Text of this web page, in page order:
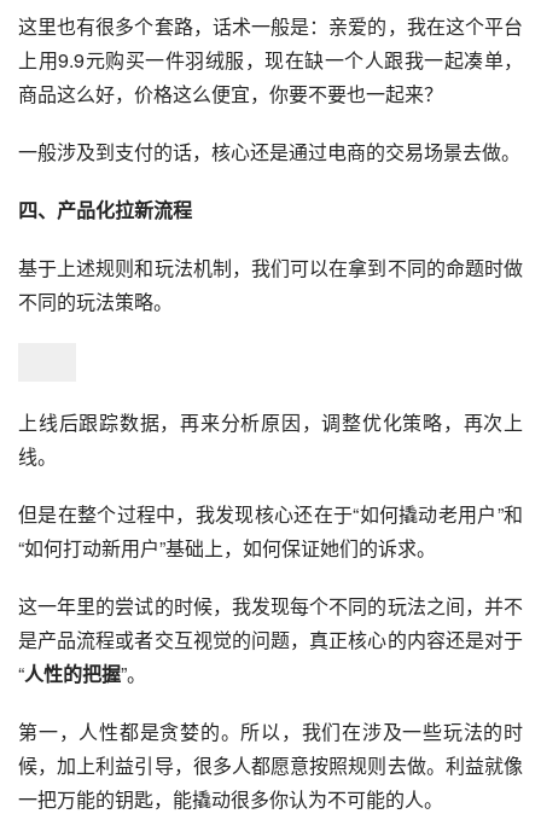
这里也有很多个套路，话术一般是：亲爱的，我在这个平台
上用9.9元购买一件羽绒服，现在缺一个人跟我一起凑单，
商品这么好，价格这么便宜，你要不要也一起来？
一般涉及到支付的话，核心还是通过电商的交易场景去做。
四、产品化拉新流程
基于上述规则和玩法机制，我们可以在拿到不同的命题时做
不同的玩法策略。
上线后跟踪数据，再来分析原因，调整优化策略，再次上
线。
但是在整个过程中，我发现核心还在于“如何撬动老用户”和
“如何打动新用户”基础上，如何保证她们的诉求。
这一年里的尝试的时候，我发现每个不同的玩法之间，并不
是产品流程或者交互视觉的问题，真正核心的内容还是对于
“人性的把握”。
第一，人性都是贪婪的。所以，我们在涉及一些玩法的时
候，加上利益引导，很多人都愿意按照规则去做。利益就像
一把万能的钥匙，能撬动很多你认为不可能的人。